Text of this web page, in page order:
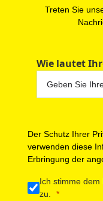
Treten Sie
Wie lautet
Der Schutz Ihrer
verwenden diese
Erbringung der
Ich stimme
zu.